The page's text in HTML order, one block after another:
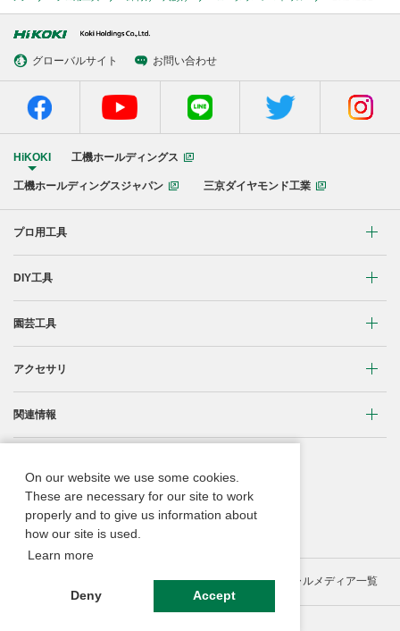
グローバルサイト お問い合わせ
HiKOKI 工機ホールディングス
工機ホールディングスジャパン 三京ダイヤモンド工業
プロ用工具
リチウムイオンコードレス製品
ブラシレスモーター搭載製品
締付け・穴あけ
研削
研磨
ブロワ
クリーナー・集じん
切断・圧着
DIY工具
穴あけ・締付け
清掃・吹き飛ばし
切断・切削
園芸工具
植木バリカン
芝刈機
チェンソー
ブロワ
アクセサリ
締付け・穴あけ・ハツリ用
研削用
集じん・エアダスタ用
切断・曲げ・圧着用
釘打機・エア工具用
関連情報
振動3軸合成値について
ACブラシレスモーター
リチウムイオン電池互換一覧
取扱説明書
Webカタログ
個人情報保護ポリシー ソーシャルメディア一覧
On our website we use some cookies.
These are necessary for our site to work
properly and to give us information about
how our site is used.
Learn more
Deny Accept